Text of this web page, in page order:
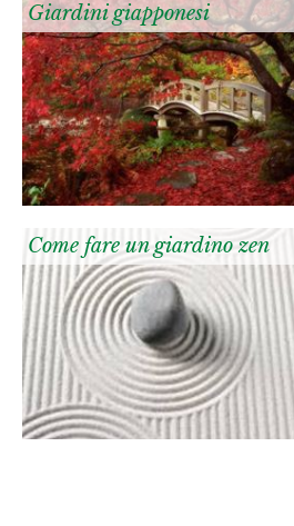
Giardini giapponesi
Come fare un giardino zen